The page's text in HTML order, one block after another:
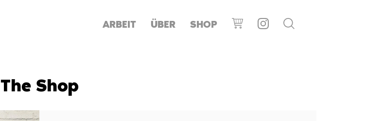
ARBEIT ÜBER SHOP
The Shop